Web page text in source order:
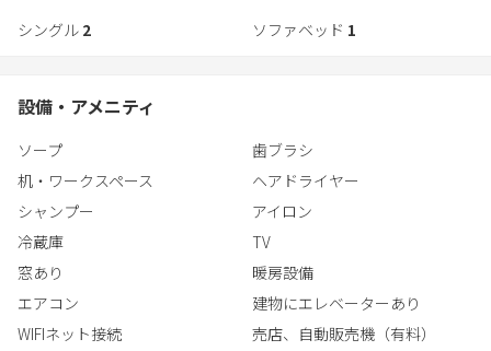
趣に富んだ色調や模様。“雅”な街と重なるデザインに、“ロングソ
えた４タイプのお部屋をご用意しています。
シングル 2 ソファベッド 1
設備・アメニティ
ソープ
歯ブラシ
机・ワークスペース
ヘアドライヤー
シャンプー
アイロン
冷蔵庫
TV
窓あり
暖房設備
エアコン
建物にエレベーターあり
WIFIネット接続
売店、自動販売機（有料）